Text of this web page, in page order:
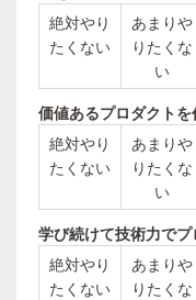
絶対やり
たくない
あまりや
りたくな
い
価値あるプロダクト
絶対やり
たくない
あまりや
りたくな
い
学び続けて技術力で
絶対やり
たくない
あまりや
りたくな